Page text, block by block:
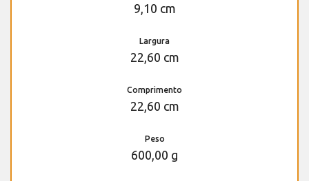
9,10 cm
Largura
22,60 cm
Comprimento
22,60 cm
Peso
600,00 g